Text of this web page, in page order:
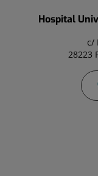
Hospital
c/
28223